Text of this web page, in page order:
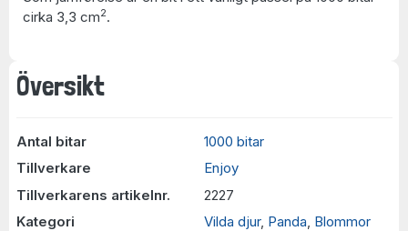
Översikt
Antal bitar
1000 bitar
Tillverkare
Enjoy
Tillverkarens artikelnr.
2227
Kategori
Vilda djur, Panda, Blommor
cirka 3,3 cm2.